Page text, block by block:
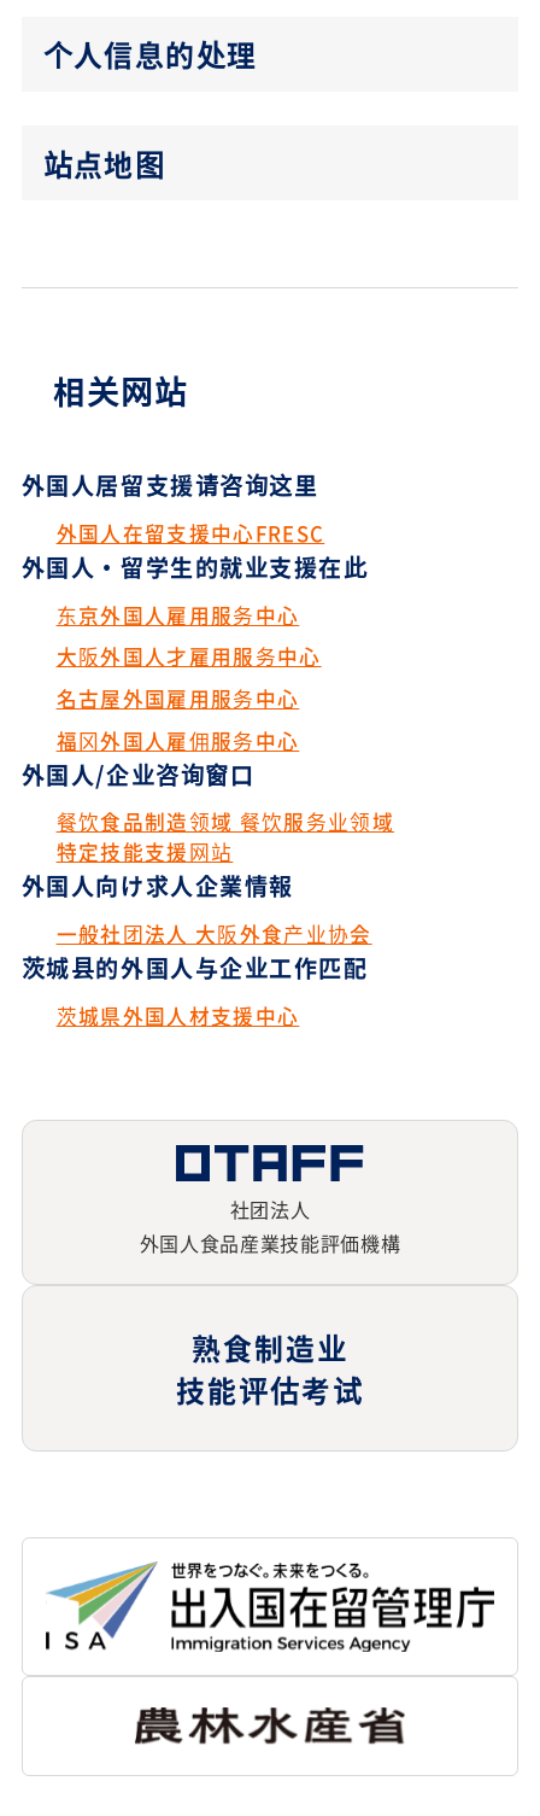
个人信息的处理
站点地图
相关网站
外国人居留支援请咨询这里
外国人在留支援中心FRESC
外国人・留学生的就业支援在此
东京外国人雇用服务中心
大阪外国人才雇用服务中心
名古屋外国雇用服务中心
福冈外国人雇佣服务中心
外国人/企业咨询窗口
餐饮食品制造领域 餐饮服务业领域
特定技能支援网站
外国人向け求人企業情報
一般社团法人 大阪外食产业协会
茨城县的外国人与企业工作匹配
茨城県外国人材支援中心
社团法人
外国人食品産業技能評価機構
熟食制造业
技能评估考试